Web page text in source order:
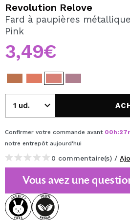
En créant un compte sur
effectuer vos achats rapidement,
CRÉER UN
Revolution Relove
Fard à paupières
Pink
3,49€
Confirmer votre commande avant 00h:27
notre entrepôt aujourd'hui
0 commentaire(s) /
Vous avez une